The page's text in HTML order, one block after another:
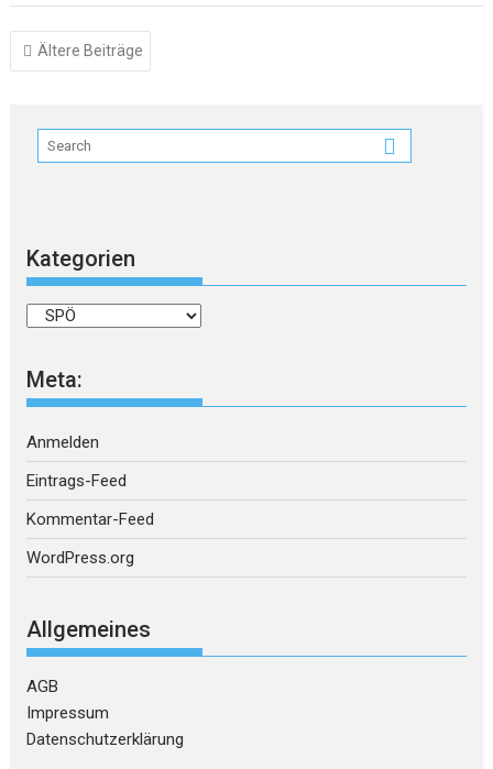
Beitragsnavigation
Ältere Beiträge
Kategorien
Kategorien
Meta:
Anmelden
Eintrags-Feed
Kommentar-Feed
WordPress.org
Allgemeines
AGB
Impressum
Datenschutzerklärung